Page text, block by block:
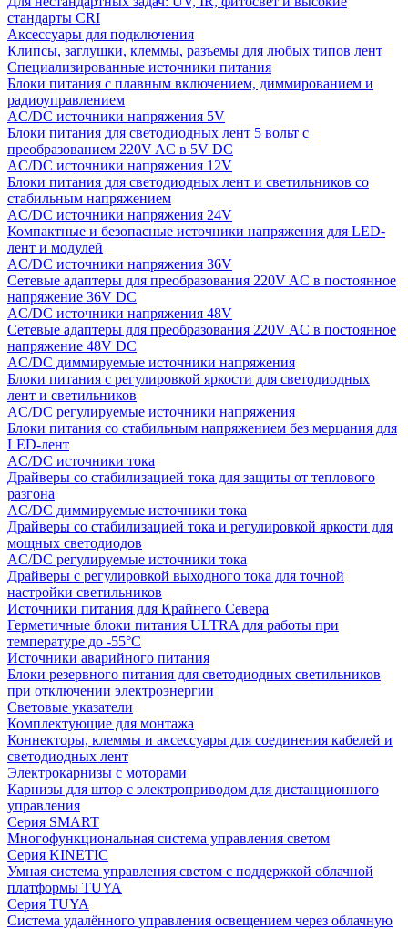
стандарты CRI
Аксессуары для подключения
Клипсы, заглушки, клеммы, разъемы для любых типов лент
Специализированные источники питания
Блоки питания с плавным включением, диммированием и
радиоуправлением
AC/DC источники напряжения 5V
Блоки питания для светодиодных лент 5 вольт с
преобразованием 220V AC в 5V DC
AC/DC источники напряжения 12V
Блоки питания для светодиодных лент и светильников со
стабильным напряжением
AC/DC источники напряжения 24V
Компактные и безопасные источники напряжения для LED-
лент и модулей
AC/DC источники напряжения 36V
Сетевые адаптеры для преобразования 220V AC в постоянное
напряжение 36V DC
AC/DC источники напряжения 48V
Сетевые адаптеры для преобразования 220V AC в постоянное
напряжение 48V DC
AC/DC диммируемые источники напряжения
Блоки питания с регулировкой яркости для светодиодных
лент и светильников
AC/DC регулируемые источники напряжения
Блоки питания со стабильным напряжением без мерцания для
LED-лент
AC/DC источники тока
Драйверы со стабилизацией тока для защиты от теплового
разгона
AC/DC диммируемые источники тока
Драйверы со стабилизацией тока и регулировкой яркости для
мощных светодиодов
AC/DC регулируемые источники тока
Драйверы с регулировкой выходного тока для точной
настройки светильников
Источники питания для Крайнего Севера
Герметичные блоки питания ULTRA для работы при
температуре до -55°C
Источники аварийного питания
Блоки резервного питания для светодиодных светильников
при отключении электроэнергии
Световые указатели
Комплектующие для монтажа
Коннекторы, клеммы и аксессуары для соединения кабелей и
светодиодных лент
Электрокарнизы с моторами
Карнизы для штор с электроприводом для дистанционного
управления
Серия SMART
Многофункциональная система управления светом
Серия KINETIC
Умная система управления светом с поддержкой облачной
платформы TUYA
Серия TUYA
Система удалённого управления освещением через облачную